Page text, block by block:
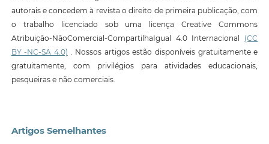
autorais e concedem à revista o direito de primeira publicação, com
o trabalho licenciado sob uma licença Creative Commons
Atribuição-NãoComercial-CompartilhaIgual 4.0 Internacional (CC
BY -NC-SA 4.0) . Nossos artigos estão disponíveis gratuitamente e
gratuitamente, com privilégios para atividades educacionais,
pesqueiras e não comerciais.
Artigos Semelhantes